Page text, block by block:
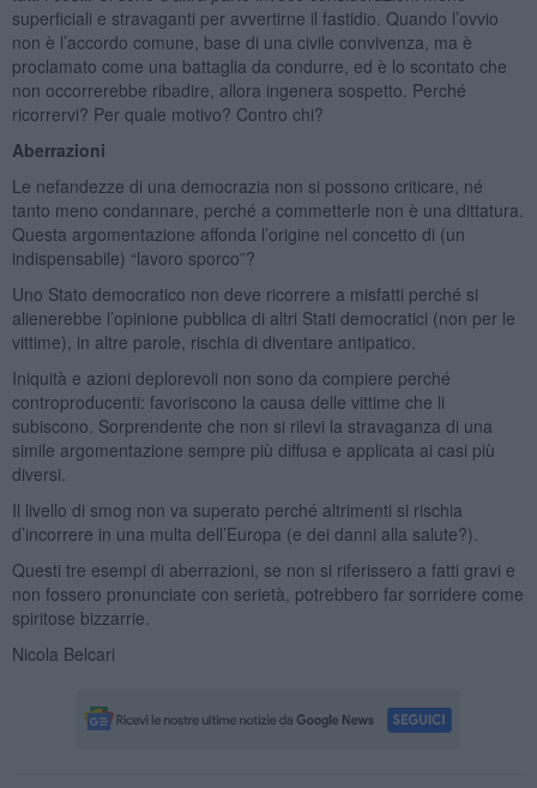
superficiali e stravaganti per avvertirne il fastidio. Quando l’ovvio
non è l’accordo comune, base di una civile convivenza, ma è
proclamato come una battaglia da condurre, ed è lo scontato che
non occorrerebbe ribadire, allora ingenera sospetto. Perché
ricorrervi? Per quale motivo? Contro chi?
Aberrazioni
Le nefandezze di una democrazia non si possono criticare, né
tanto meno condannare, perché a commetterle non è una dittatura.
Questa argomentazione affonda l’origine nel concetto di (un
indispensabile) “lavoro sporco”?
Uno Stato democratico non deve ricorrere a misfatti perché si
alienerebbe l’opinione pubblica di altri Stati democratici (non per le
vittime), in altre parole, rischia di diventare antipatico.
Iniquità e azioni deplorevoli non sono da compiere perché
controproducenti: favoriscono la causa delle vittime che li
subiscono. Sorprendente che non si rilevi la stravaganza di una
simile argomentazione sempre più diffusa e applicata ai casi più
diversi.
Il livello di smog non va superato perché altrimenti si rischia
d’incorrere in una multa dell’Europa (e dei danni alla salute?).
Questi tre esempi di aberrazioni, se non si riferissero a fatti gravi e
non fossero pronunciate con serietà, potrebbero far sorridere come
spiritose bizzarrie.
Nicola Belcari